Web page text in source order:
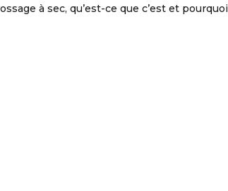
à sec, qu’est-ce que c’est et pourquoi